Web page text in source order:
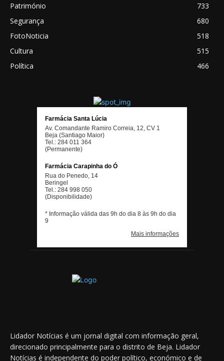
Património
733
Segurança
680
FotoNoticia
518
Cultura
515
Política
466
Lidador Notícias é um jornal digital com informação geral,
direcionado principalmente para o distrito de Beja. Lidador
Notícias é independente do poder político, económico e de